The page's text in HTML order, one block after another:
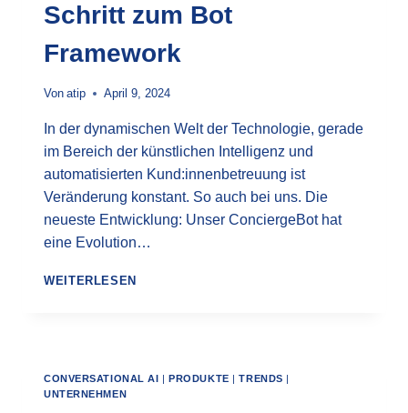
Schritt zum Bot
Framework
Von atip April 9, 2024
In der dynamischen Welt der Technologie, gerade
im Bereich der künstlichen Intelligenz und
automatisierten Kund:innenbetreuung ist
Veränderung konstant. So auch bei uns. Die
neueste Entwicklung: Unser ConciergeBot hat
eine Evolution…
WEITERLESEN
ZUM
CONVERSATIONAL AI |PRODUKTE |TRENDS |
UNTERNEHMEN